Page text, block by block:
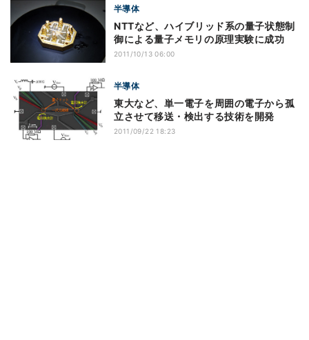
半導体
NTTなど、ハイブリッド系の量子状態制
御による量子メモリの原理実験に成功
2011/10/13 06:00
半導体
東大など、単一電子を周囲の電子から孤
立させて移送・検出する技術を開発
2011/09/22 18:23